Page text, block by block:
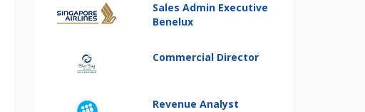
Sales Admin Executive
Benelux
Commercial Director
Revenue Analyst